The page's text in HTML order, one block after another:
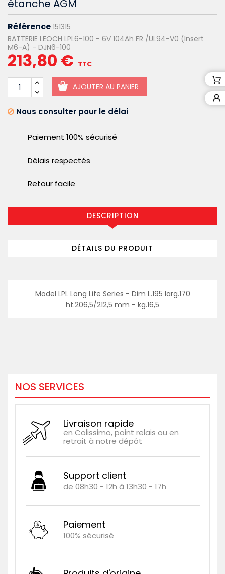
étanche AGM
Référence 151315
BATTERIE LEOCH LPL6-100 - 6V 104Ah FR /UL94-V0 (Insert
M6-A) - DJN6-100
213,80 € TTC
AJOUTER AU PANIER
Nous consulter pour le délai
Paiement 100% sécurisé
Délais respectés
Retour facile
DESCRIPTION
DÉTAILS DU PRODUIT
Model LPL Long Life Series - Dim L.195 larg.170
ht.206,5/212,5 mm - kg.16,5
NOS SERVICES
Livraison rapide
en Colissimo, point relais ou en
retrait à notre dépôt
Support client
de 08h30 - 12h à 13h30 - 17h
Paiement
100% sécurisé